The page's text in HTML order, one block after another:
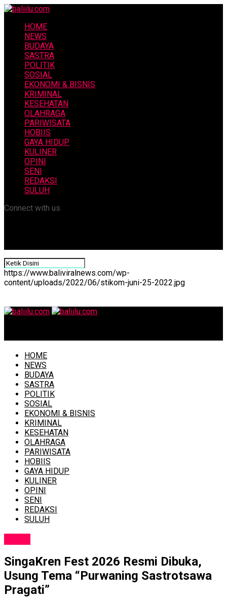
HOME
NEWS
BUDAYA
SASTRA
POLITIK
SOSIAL
EKONOMI & BISNIS
KRIMINAL
KESEHATAN
OLAHRAGA
PARIWISATA
HOBIIS
GAYA HIDUP
KULINER
OPINI
SENI
REDAKSI
SULUH
Connect with us
https://www.baliviralnews.com/wp-
content/uploads/2022/06/stikom-juni-25-2022.jpg
HOME
NEWS
BUDAYA
SASTRA
POLITIK
SOSIAL
EKONOMI & BISNIS
KRIMINAL
KESEHATAN
OLAHRAGA
PARIWISATA
HOBIIS
GAYA HIDUP
KULINER
OPINI
SENI
REDAKSI
SULUH
SingaKren Fest 2026 Resmi Dibuka,
Usung Tema “Purwaning Sastrotsawa
Pragati”